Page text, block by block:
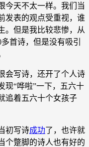
天不太一样。我们当
发表的观点受重视，谁
。但是我比较悲惨，从
首诗，但是没有吸引
写诗，还开了个人诗
现“哗啦”一下，五六十
追着五六十个女孩子
初写诗成功了，也许就
个蹩脚的诗人也有好的